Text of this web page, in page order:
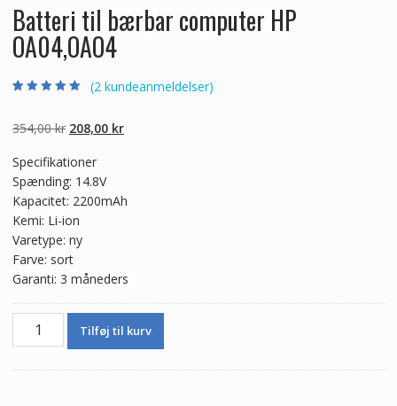
Batteri til bærbar computer HP
OA04,OAO4
baseret på
kundebedømmel
(2 kundeanmeldelser)
354,00kr Den
pris
var:
354,00 kr.
208,00 krDen
208,00 kr.
Specifikationer
Spænding: 14.8V
Kapacitet: 2200mAh
Kemi: Li-ion
Varetype: ny
Farve: sort
Garanti: 3 måneders
Batteri
Tilføj til kurv